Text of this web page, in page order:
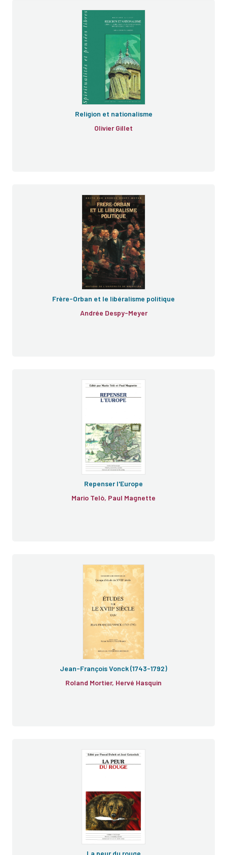
Religion et nationalisme
Olivier Gillet
Frère-Orban et le libéralisme politique
Andrée Despy-Meyer
Repenser l'Europe
Mario Telò, Paul Magnette
Jean-François Vonck (1743-1792)
Roland Mortier, Hervé Hasquin
La peur du rouge